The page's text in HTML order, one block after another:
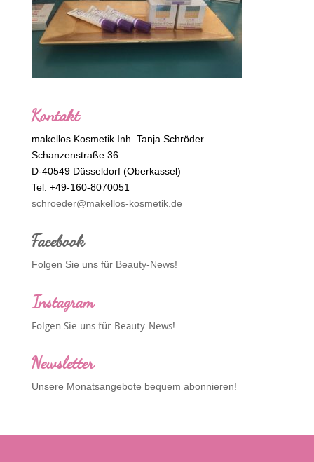
Kontakt
makellos Kosmetik Inh. Tanja Schröder
Schanzenstraße 36
D-40549 Düsseldorf (Oberkassel)
Tel. +49-160-8070051
schroeder@makellos-kosmetik.de
Facebook
Folgen Sie uns für Beauty-News!
Instagram
Folgen Sie uns für Beauty-News!
Newsletter
Unsere Monatsangebote bequem abonnieren!